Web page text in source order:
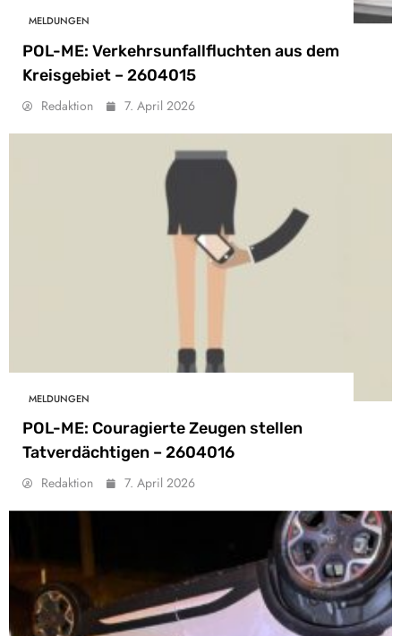
MELDUNGEN
POL-ME: Verkehrsunfallfluchten aus dem
Kreisgebiet – 2604015
Redaktion 7. April 2026
MELDUNGEN
POL-ME: Couragierte Zeugen stellen
Tatverdächtigen – 2604016
Redaktion 7. April 2026